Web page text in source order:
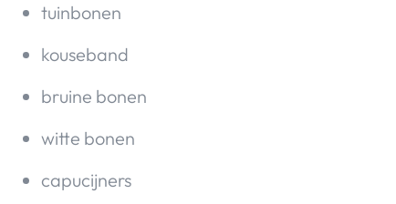
tuinbonen
kouseband
bruine bonen
witte bonen
capucijners